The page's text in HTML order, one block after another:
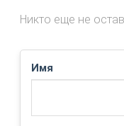
Никто еще не
Имя